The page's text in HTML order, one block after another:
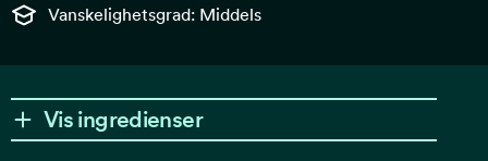
Vanskelighetsgrad: Middels
Vis ingredienser